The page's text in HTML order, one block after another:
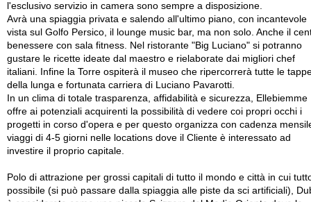
l'esclusivo servizio in camera sono sempre a disposizione.
Avrà una spiaggia privata e salendo all'ultimo piano, con incantevole
vista sul Golfo Persico, il lounge music bar, ma non solo. Anche il
benessere con sala fitness. Nel ristorante "Big Luciano" si potranno
gustare le ricette ideate dal maestro e rielaborate dai migliori chef
italiani. Infine la Torre ospiterà il museo che ripercorrerà tutte le
della lunga e fortunata carriera di Luciano Pavarotti.
In un clima di totale trasparenza, affidabilità e sicurezza, Ellebiemme
offre ai potenziali acquirenti la possibilità di vedere coi propri occhi i
progetti in corso d'opera e per questo organizza con cadenza
viaggi di 4-5 giorni nelle locations dove il Cliente è interessato ad
investire il proprio capitale.
Polo di attrazione per grossi capitali di tutto il mondo e città in cui
possibile (si può passare dalla spiaggia alle piste da sci artificiali),